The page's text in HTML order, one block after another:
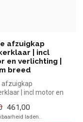
afzuigkap
| incl
en verlichting |
breed
afzuigkap
| incl motor en
461,00
laden..